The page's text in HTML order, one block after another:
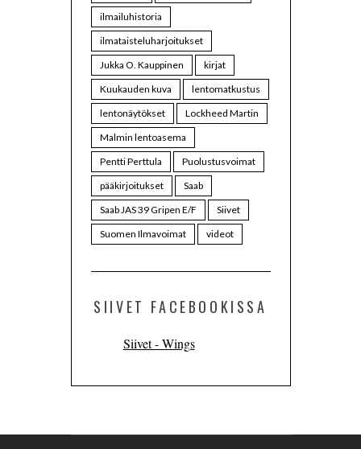
ilmailuhistoria
ilmataisteluharjoitukset
Jukka O. Kauppinen
kirjat
Kuukauden kuva
lentomatkustus
lentonäytökset
Lockheed Martin
Malmin lentoasema
Pentti Perttula
Puolustusvoimat
pääkirjoitukset
Saab
Saab JAS 39 Gripen E/F
Siivet
Suomen Ilmavoimat
videot
SIIVET FACEBOOKISSA
Siivet - Wings